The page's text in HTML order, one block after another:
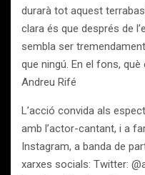
durarà tot aquest
clara és que després de
sembla ser
que ningú. En el fons, què
Andreu Rifé
L’acció convida als
amb l’actor-cantant, i a
Instagram, a banda de
xarxes socials: Twitter: